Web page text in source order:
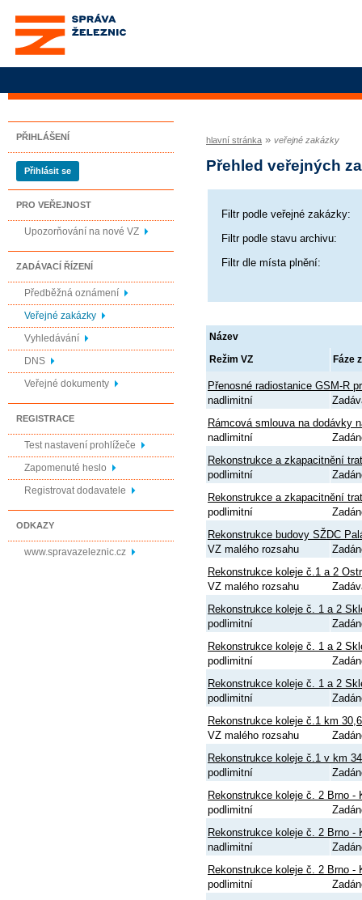
Správa železnic, státní
organizace
PŘIHLÁŠENÍ
Přihlásit se
PRO VEŘEJNOST
Upozorňování na nové VZ
ZADÁVACÍ ŘÍZENÍ
Předběžná oznámení
Veřejné zakázky
Vyhledávání
DNS
Veřejné dokumenty
REGISTRACE
Test nastavení prohlížeče
Zapomenuté heslo
Registrovat dodavatele
ODKAZY
www.spravazeleznic.cz
hlavní stránka » veřejné zakázky
Přehled veřejných
Filtr podle veřejné zakázky:
Filtr podle stavu archivu:
Filtr dle místa plnění:
Název
Režim VZ Fáze
Přenosné radiostanice GSM-R
nadlimitní
Rámcová smlouva na dodávky
nadlimitní
Rekonstrukce a zkapacitnění
podlimitní
Rekonstrukce a zkapacitnění
podlimitní
Rekonstrukce budovy SŽDC
VZ malého rozsahu
Rekonstrukce koleje č.1 a 2
VZ malého rozsahu
Rekonstrukce koleje č. 1 a 2
podlimitní
Rekonstrukce koleje č. 1 a 2
podlimitní
Rekonstrukce koleje č. 1 a 2
podlimitní
Rekonstrukce koleje č.1 km
VZ malého rozsahu
Rekonstrukce koleje č.1 v km
podlimitní
Rekonstrukce koleje č. 2 Brno
podlimitní
Rekonstrukce koleje č. 2 Brno -
nadlimitní
Rekonstrukce koleje č. 2 Brno -
podlimitní